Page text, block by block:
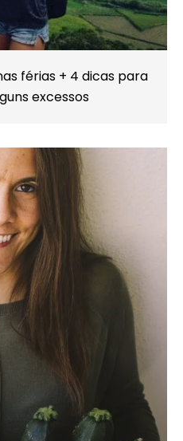
férias + 4 dicas para
excessos